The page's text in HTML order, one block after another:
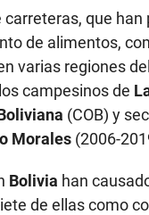
carreteras, que han
de alimentos,
varias regiones
campesinos de
(COB) y
Morales (2006-
Bolivia han
de ellas como